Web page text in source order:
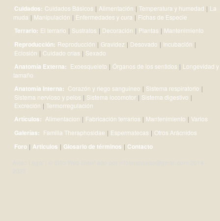
Cuidados: Cuidados Básicos | Alimentación | Temperatura y humedad | La
muda | Manipulación | Enfermedades y cura | Fichas de Especie
Terrario: El terrario | Sustratos | Decoración | Plantas | Mantenimiento
Reproducción: Reproducción | Gravidez | Desovado | Incubación |
Eclosión | Cuidado crías | Sexado
Anatomía Externa: Exoesqueleto | Órganos de los sentidos | Longevidad y
tamaño
Anatomía Interna: Corazón y riego sanguineo | Sistema respiratorio |
Sistema nervioso y pelos | Sistema locomotor | Sistema digestivo |
Excreción | Termorregulación
Artículos: Alimentacion | Fabricación terrarios | Mantenimiento | Varios
Galerías: Familia Theraphosidae | Espermatecas | Otros Arácnidos
Foro | Articulos | Glosario de términos | Contacto